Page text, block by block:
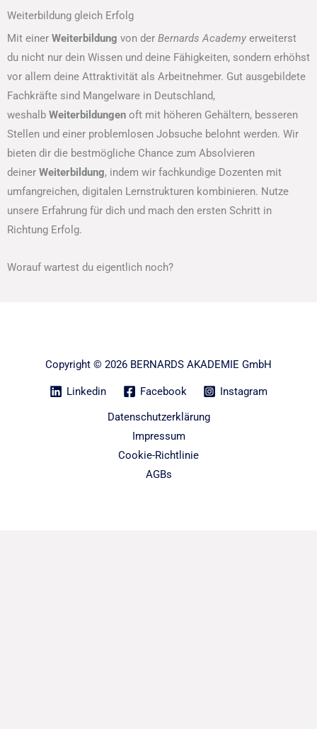
Weiterbildung gleich Erfolg
Mit einer Weiterbildung von der Bernards Academy erweiterst
du nicht nur dein Wissen und deine Fähigkeiten, sondern erhöhst
vor allem deine Attraktivität als Arbeitnehmer. Gut ausgebildete
Fachkräfte sind Mangelware in Deutschland,
weshalb Weiterbildungen oft mit höheren Gehältern, besseren
Stellen und einer problemlosen Jobsuche belohnt werden. Wir
bieten dir die bestmögliche Chance zum Absolvieren
deiner Weiterbildung, indem wir fachkundige Dozenten mit
umfangreichen, digitalen Lernstrukturen kombinieren. Nutze
unsere Erfahrung für dich und mach den ersten Schritt in
Richtung Erfolg.
Worauf wartest du eigentlich noch?
Copyright © 2026 BERNARDS AKADEMIE GmbH
Linkedin Facebook
Instagram
Datenschutzerklärung
Impressum
Cookie-Richtlinie
AGBs